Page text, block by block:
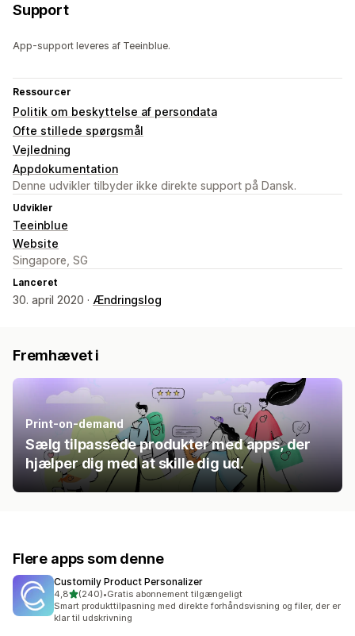
Support
App-support leveres af Teeinblue.
Ressourcer
Politik om beskyttelse af persondata
Ofte stillede spørgsmål
Vejledning
Appdokumentation
Denne udvikler tilbyder ikke direkte support på Dansk.
Udvikler
Teeinblue
Website
Singapore, SG
Lanceret
30. april 2020 · Ændringslog
Fremhævet i
Print-on-demand
Sælg tilpassede produkter med apps, der
hjælper dig med at skille dig ud.
Flere apps som denne
Customily Product Personalizer
4,8ud af 5 stjerner
(240)
240 anmeldelser i alt
•Gratis abonnement tilgængeligt
Smart produkttilpasning med direkte forhåndsvisning og filer, der er
klar til udskrivning